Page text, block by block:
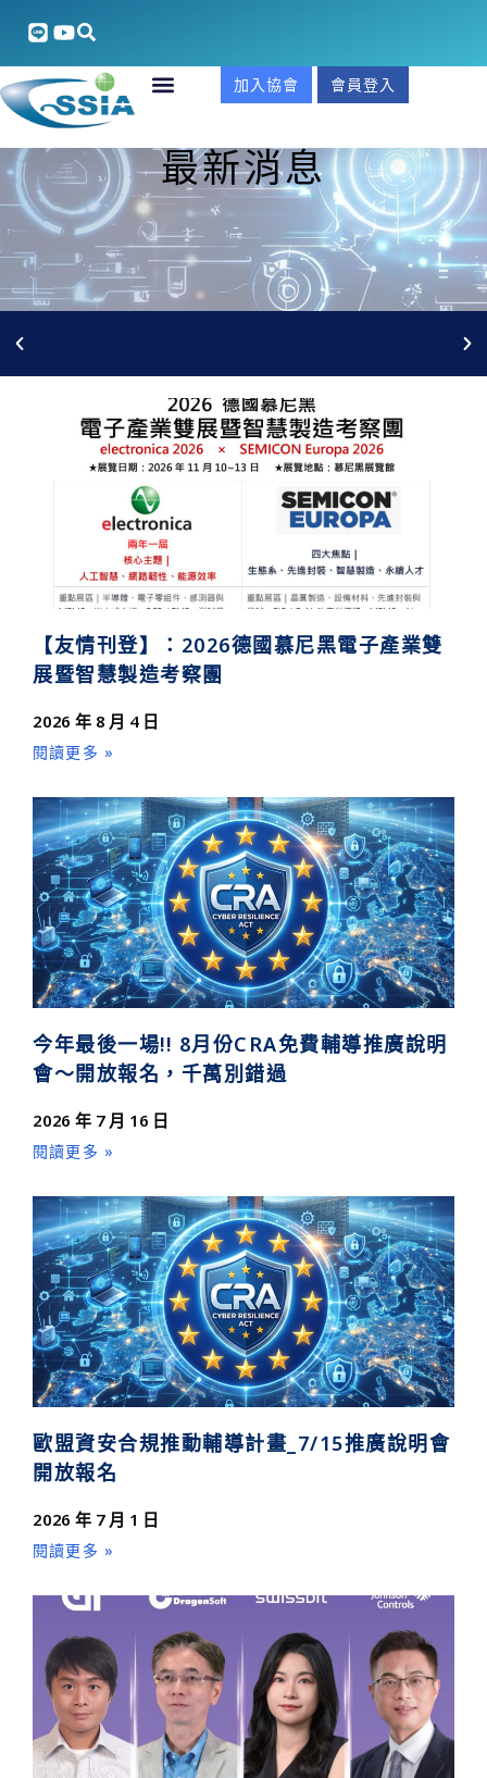
加入協會 會員登入
最新消息
5/27(三)AI安防整合xGCB合規實戰商機說明會 線上報名
中
【友情刊登】：2026德國慕尼黑電子產業雙
展暨智慧製造考察團
2026 年 8 月 4 日
閱讀更多 »
今年最後一場!! 8月份CRA免費輔導推廣說明
會～開放報名，千萬別錯過
2026 年 7 月 16 日
閱讀更多 »
歐盟資安合規推動輔導計畫_7/15推廣說明會
開放報名
2026 年 7 月 1 日
閱讀更多 »